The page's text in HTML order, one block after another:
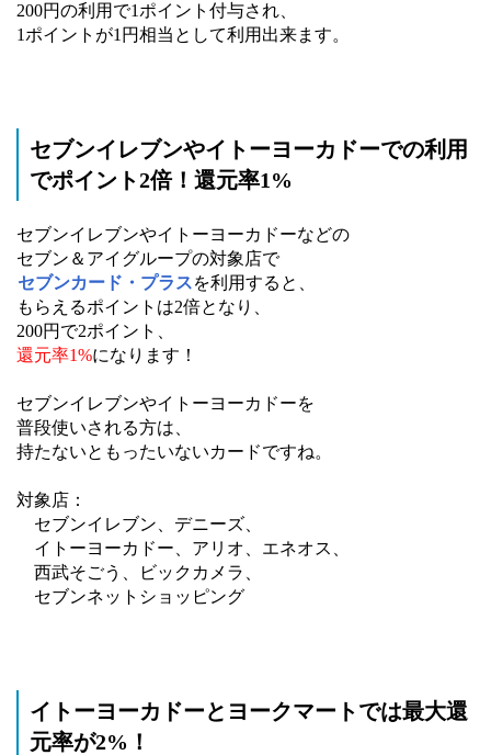
200円の利用で1ポイント付与され、
1ポイントが1円相当として利用出来ます。
セブンイレブンやイトーヨーカドーでの利用
でポイント2倍！還元率1%
セブンイレブンやイトーヨーカドーなどの
セブン＆アイグループの対象店で
セブンカード・プラスを利用すると、
もらえるポイントは2倍となり、
200円で2ポイント、
還元率1%になります！
セブンイレブンやイトーヨーカドーを
普段使いされる方は、
持たないともったいないカードですね。
対象店：
セブンイレブン、デニーズ、
イトーヨーカドー、アリオ、エネオス、
西武そごう、ビックカメラ、
セブンネットショッピング
イトーヨーカドーとヨークマートでは最大還
元率が2%！